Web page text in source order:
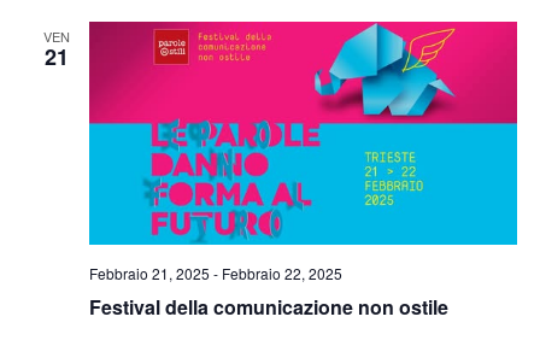
VEN
21
Festival della comunicazione non ostile
Febbraio 21, 2025 - Febbraio 22, 2025